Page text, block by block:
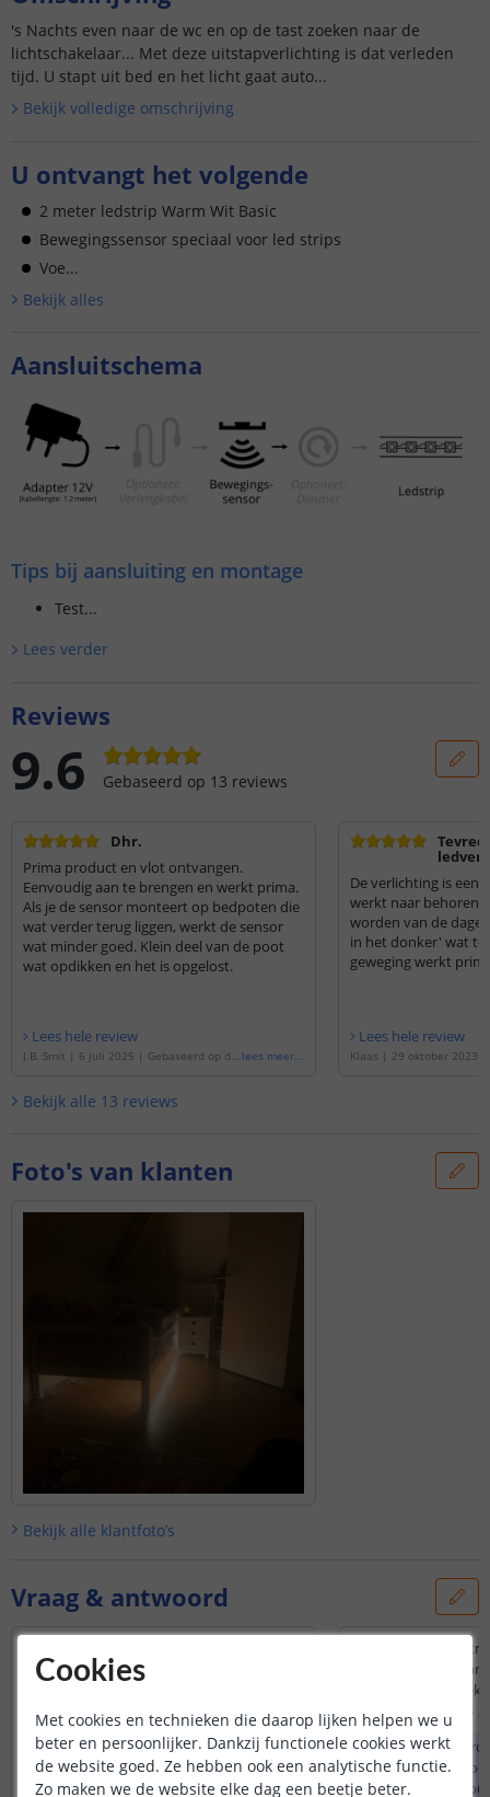
's Nachts even naar de wc en op de tast zoeken naar de
lichtschakelaar... Met deze uitstapverlichting is dat verleden
tijd. U stapt uit bed en het licht gaat auto...
Bekijk volledige omschrijving
U ontvangt het volgende
2 meter ledstrip Warm Wit Basic
Bewegingssensor speciaal voor led strips
Voe...
Bekijk alles
Aansluitschema
Tips bij aansluiting en montage
Test...
Lees verder
Reviews
9.6 Gebaseerd op 13 reviews
Dhr.
Prima product en vlot ontvangen.
Eenvoudig aan te brengen en werkt prima.
Als je de sensor monteert op bedpoten die
wat verder terug liggen, werkt de sensor
wat minder goed. Klein deel van de poot
wat opdikken en het is opgelost.
Lees hele review
J.B. Smit | 6 juli 2025 | Gebaseerd op de
nsor'
lees meer...
De verlichting is
werkt naar behoren.
worden van de
in het donker' wat tegen. De sensor voor
geweging werkt
Lees hele review
Klaas | 29 oktober 2023
Bekijk alle 13 reviews
Foto's van klanten
Bekijk alle klantfoto’s
Vraag & antwoord
2) Kan de lichtstrip lichtjes geplooid
zaterdag 6 september 2025
De ledstrip is 8mm breedte, de ledstrip
kan geplooid worden enkel om zijn as,
dus hoe deze zit op de rol. Platte
Dag, kan ik de
knippen en zo ja
knippen ivm de
Door Paola
Deze strip is
kan kaarsrecht
koperen
Cookies
Met cookies en technieken die daarop lijken helpen we u
beter en persoonlijker. Dankzij functionele cookies werkt
de website goed. Ze hebben ook een analytische functie.
Zo maken we de website elke dag een beetje beter.